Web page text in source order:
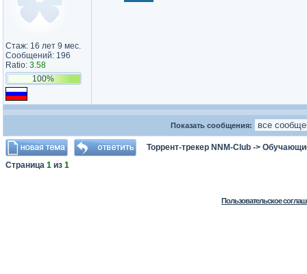
Стаж: 16 лет 9 мес.
Сообщений: 196
Ratio: 3.58
100%
Показать сообщения:
Торрент-трекер NNM-Club ->
Страница 1 из 1
Пользовательское